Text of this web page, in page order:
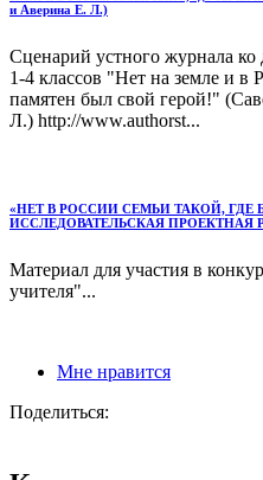
и Аверина Е. Л.)
Сценарий устного журнала
1-4 классов "Нет на земле и в
памятен был свой герой!"
Л.) http://www.authorst...
«НЕТ В РОССИИ СЕМЬИ ТАКОЙ,
ИССЛЕДОВАТЕЛЬСКАЯ ПРОЕКТНАЯ
Материал для участия в
учителя"...
Мне нравится
Поделиться: